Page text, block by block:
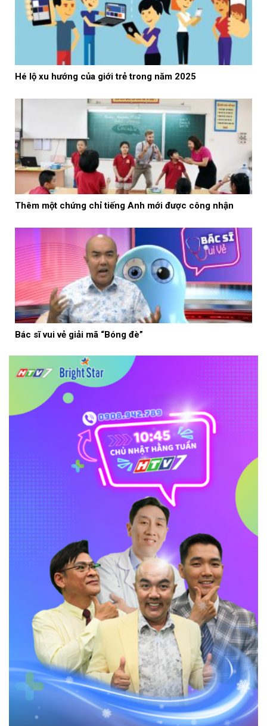
Hé lộ xu hướng của giới trẻ trong năm 2025
Thêm một chứng chỉ tiếng Anh mới được công nhận
Bác sĩ vui vẻ giải mã “Bóng đè”